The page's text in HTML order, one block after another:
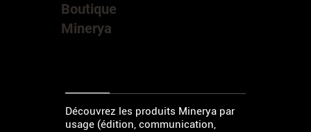
Boutique
Minerya
Découvrez les produits Minerya par
usage (édition, communication,